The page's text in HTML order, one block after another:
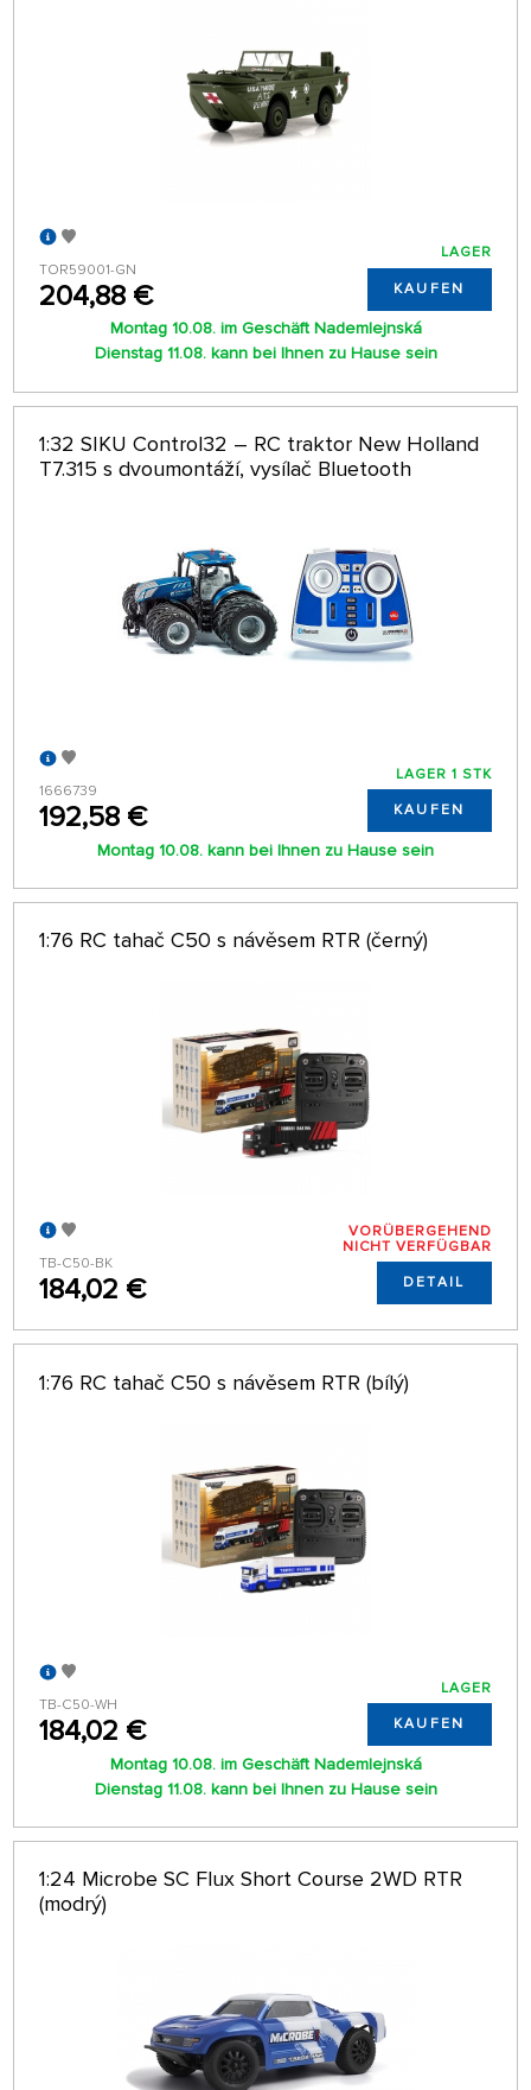
TOR59001-GN
204,88 €
LAGER
KAUFEN
Montag 10.08. im Geschäft Nademlejnská
Dienstag 11.08. kann bei Ihnen zu Hause sein
1:32 SIKU Control32 – RC traktor New Holland
T7.315 s dvoumontáží, vysílač Bluetooth
1666739
192,58 €
LAGER 1 STK
KAUFEN
Montag 10.08. kann bei Ihnen zu Hause sein
1:76 RC tahač C50 s návěsem RTR (černý)
TB-C50-BK
184,02 €
VORÜBERGEHEND
NICHT VERFÜGBAR
DETAIL
1:76 RC tahač C50 s návěsem RTR (bílý)
TB-C50-WH
184,02 €
LAGER
KAUFEN
Montag 10.08. im Geschäft Nademlejnská
Dienstag 11.08. kann bei Ihnen zu Hause sein
1:24 Microbe SC Flux Short Course 2WD RTR
(modrý)